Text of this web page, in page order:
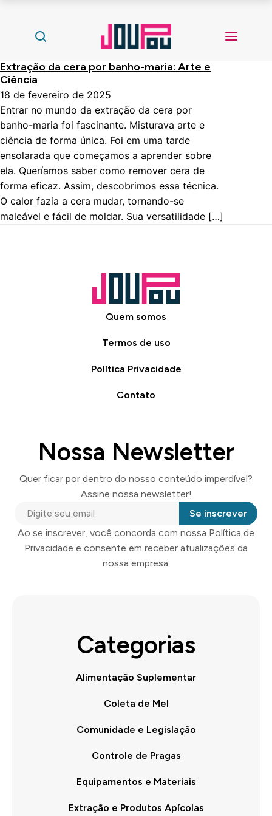
Extração da cera por banho-maria: Arte e
Ciência
18 de fevereiro de 2025
Entrar no mundo da extração da cera por
banho-maria foi fascinante. Misturava arte e
ciência de forma única. Foi em uma tarde
ensolarada que começamos a aprender sobre
ela. Queríamos saber como remover cera de
forma eficaz. Assim, descobrimos essa técnica.
O calor fazia a cera mudar, tornando-se
maleável e fácil de moldar. Sua versatilidade […]
Quem somos
Termos de uso
Política Privacidade
Contato
Nossa Newsletter
Quer ficar por dentro do nosso conteúdo imperdível?
Assine nossa newsletter!
Se inscrever
Ao se inscrever, você concorda com nossa Política de
Privacidade e consente em receber atualizações da
nossa empresa.
Categorias
Alimentação Suplementar
Coleta de Mel
Comunidade e Legislação
Controle de Pragas
Equipamentos e Materiais
Extração e Produtos Apícolas